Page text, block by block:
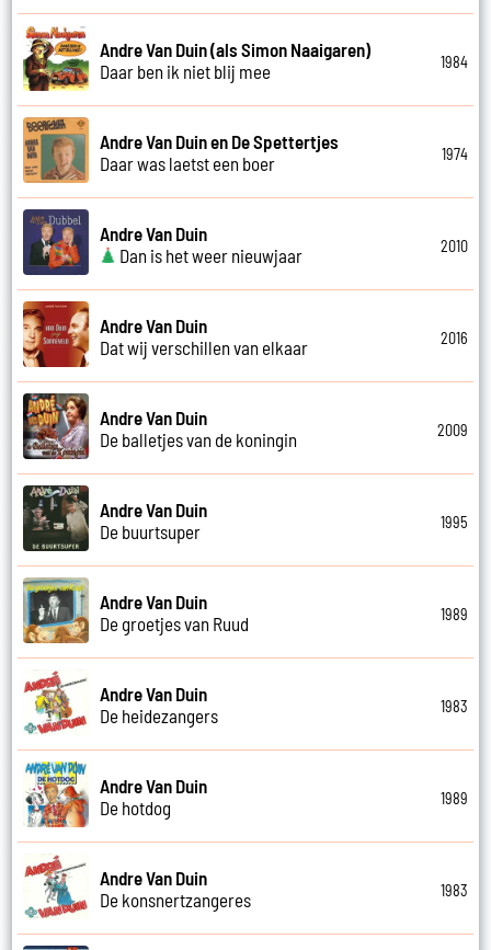
Andre Van Duin (als Simon Naaigaren)
Daar ben ik niet blij mee
1984
Andre Van Duin en De Spettertjes
Daar was laetst een boer
1974
Andre Van Duin
Dan is het weer nieuwjaar
2010
Andre Van Duin
Dat wij verschillen van elkaar
2016
Andre Van Duin
De balletjes van de koningin
2009
Andre Van Duin
De buurtsuper
1995
Andre Van Duin
De groetjes van Ruud
1989
Andre Van Duin
De heidezangers
1983
Andre Van Duin
De hotdog
1989
Andre Van Duin
De konsnertzangeres
1983